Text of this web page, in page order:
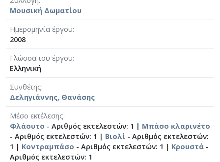
Μουσική Δωματίου
Ημερομηνία έργου
2008
Γλώσσα του έργου
Ελληνική
Συνθέτης
Δεληγιάννης, Θανάσης
Μέσο εκτέλεσης
Φλάουτο - Αριθμός εκτελεστών: 1 | Μπάσο κλαρινέτο
- Αριθμός εκτελεστών: 1 | Βιολί - Αριθμός εκτελεστών:
1 | Κοντραμπάσο - Αριθμός εκτελεστών: 1 | Κρουστά -
Αριθμός εκτελεστών: 1